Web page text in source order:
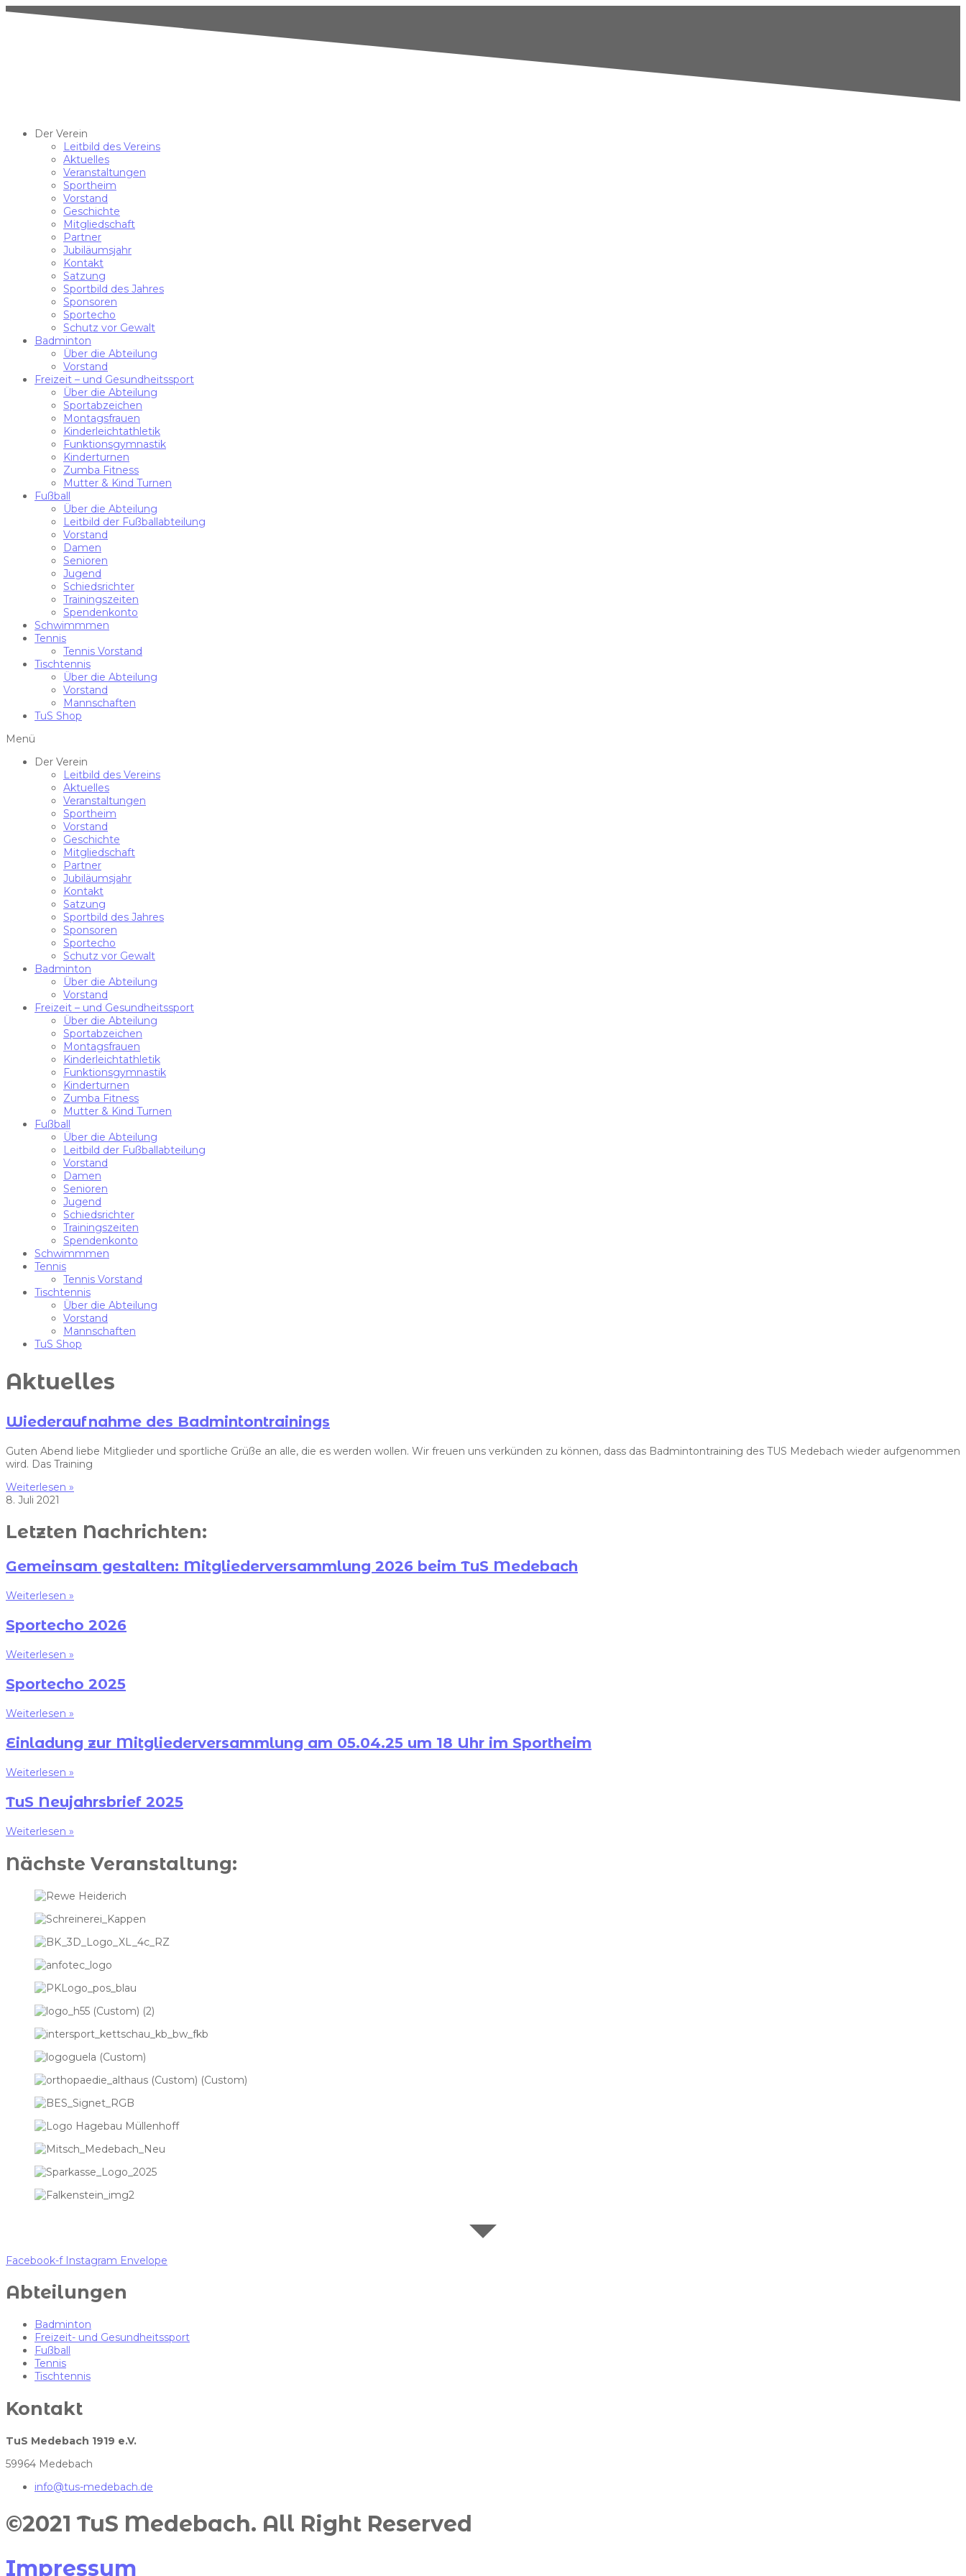
Der Verein
Leitbild des Vereins
Aktuelles
Veranstaltungen
Sportheim
Vorstand
Geschichte
Mitgliedschaft
Partner
Jubiläumsjahr
Kontakt
Satzung
Sportbild des Jahres
Sponsoren
Sportecho
Schutz vor Gewalt
Badminton
Über die Abteilung
Vorstand
Freizeit – und Gesundheitssport
Über die Abteilung
Sportabzeichen
Montagsfrauen
Kinderleichtathletik
Funktionsgymnastik
Kinderturnen
Zumba Fitness
Mutter & Kind Turnen
Fußball
Über die Abteilung
Leitbild der Fußballabteilung
Vorstand
Damen
Senioren
Jugend
Schiedsrichter
Trainingszeiten
Spendenkonto
Schwimmmen
Tennis
Tennis Vorstand
Tischtennis
Über die Abteilung
Vorstand
Mannschaften
TuS Shop
Menü
Der Verein
Leitbild des Vereins
Aktuelles
Veranstaltungen
Sportheim
Vorstand
Geschichte
Mitgliedschaft
Partner
Jubiläumsjahr
Kontakt
Satzung
Sportbild des Jahres
Sponsoren
Sportecho
Schutz vor Gewalt
Badminton
Über die Abteilung
Vorstand
Freizeit – und Gesundheitssport
Über die Abteilung
Sportabzeichen
Montagsfrauen
Kinderleichtathletik
Funktionsgymnastik
Kinderturnen
Zumba Fitness
Mutter & Kind Turnen
Fußball
Über die Abteilung
Leitbild der Fußballabteilung
Vorstand
Damen
Senioren
Jugend
Schiedsrichter
Trainingszeiten
Spendenkonto
Schwimmmen
Tennis
Tennis Vorstand
Tischtennis
Über die Abteilung
Vorstand
Mannschaften
TuS Shop
Aktuelles
Wiederaufnahme des Badmintontrainings
Guten Abend liebe Mitglieder und sportliche Grüße an alle, die es werden wollen. Wir freuen uns verkünden zu können, dass das Badmintontraining des TUS Medebach wieder aufgenommen
wird. Das Training
Weiterlesen »
8. Juli 2021
Letzten Nachrichten:
Gemeinsam gestalten: Mitgliederversammlung 2026 beim TuS Medebach
Weiterlesen »
Sportecho 2026
Weiterlesen »
Sportecho 2025
Weiterlesen »
Einladung zur Mitgliederversammlung am 05.04.25 um 18 Uhr im Sportheim
Weiterlesen »
TuS Neujahrsbrief 2025
Weiterlesen »
Nächste Veranstaltung:
Facebook-f Instagram Envelope
Abteilungen
Badminton
Freizeit- und Gesundheitssport
Fußball
Tennis
Tischtennis
Kontakt
TuS Medebach 1919 e.V.
59964 Medebach
info@tus-medebach.de
©2021 TuS Medebach. All Right Reserved​
Impressum